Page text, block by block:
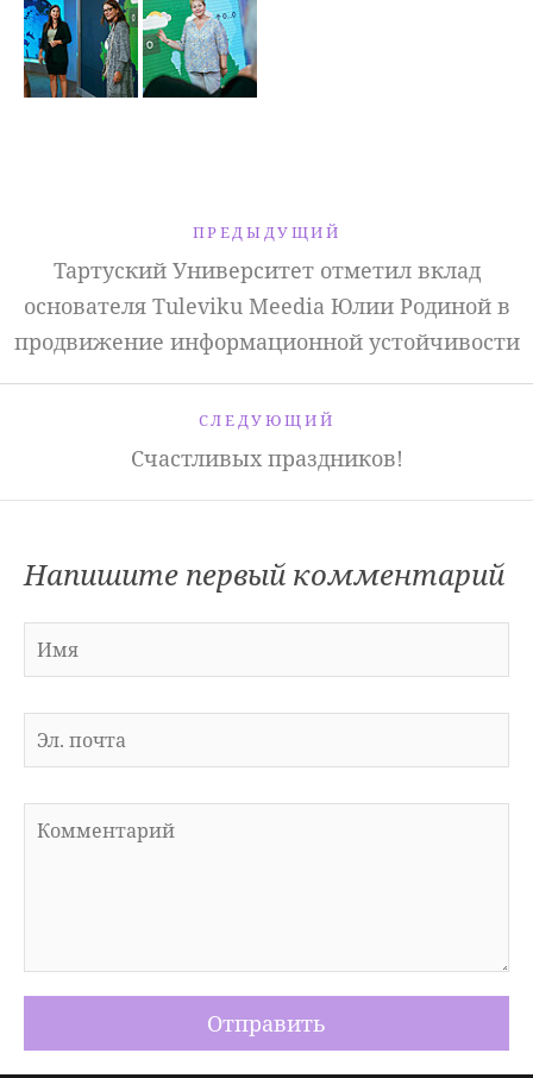
ПРЕДЫДУЩИЙ
Тартуский Университет отметил вклад
основателя Tuleviku Meedia Юлии Родиной в
продвижение информационной устойчивости
СЛЕДУЮЩИЙ
Счастливых праздников!
Напишите первый комментарий